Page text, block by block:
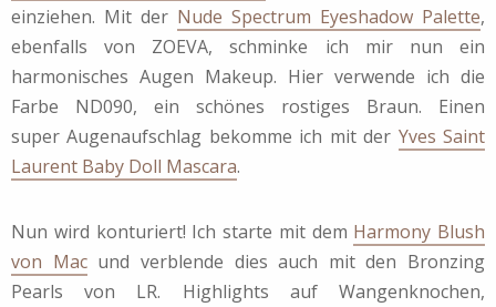
einziehen. Mit der Nude Spectrum Eyeshadow Palette,
ebenfalls von ZOEVA, schminke ich mir nun ein
harmonisches Augen Makeup. Hier verwende ich die
Farbe ND090, ein schönes rostiges Braun. Einen
super Augenaufschlag bekomme ich mit der Yves Saint
Laurent Baby Doll Mascara.
Nun wird konturiert! Ich starte mit dem Harmony Blush
von Macund verblende dies auch mit den Bronzing
Pearls von LR. Highlights auf Wangenknochen,